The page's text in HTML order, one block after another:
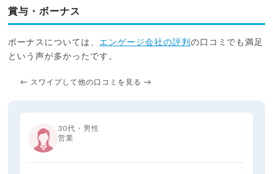
賞与・ボーナス
ボーナスについては、 エンゲージ会社の評判 の口コミでも満足
という声が多かったです。
← スワイプして他の口コミを見る →
30代・男性
営業